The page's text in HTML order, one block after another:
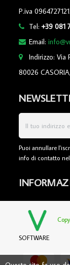
P.iva
Tel:+39 081
Email:
Indirizzo: Via
80026
Puoi annullare
info di contatto
SOFTWARE